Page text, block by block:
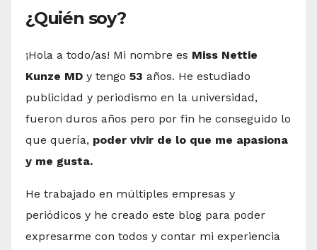
¿Quién soy?
¡Hola a todo/as! Mi nombre es Miss Nettie
Kunze MD y tengo 53 años. He estudiado
publicidad y periodismo en la universidad,
fueron duros años pero por fin he conseguido lo
que quería, poder vivir de lo que me apasiona
y me gusta.
He trabajado en múltiples empresas y
periódicos y he creado este blog para poder
expresarme con todos y contar mi experiencia